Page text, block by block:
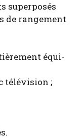
super­po­sés
de ran­ge­ment
équi­
télé­vi­sion ;